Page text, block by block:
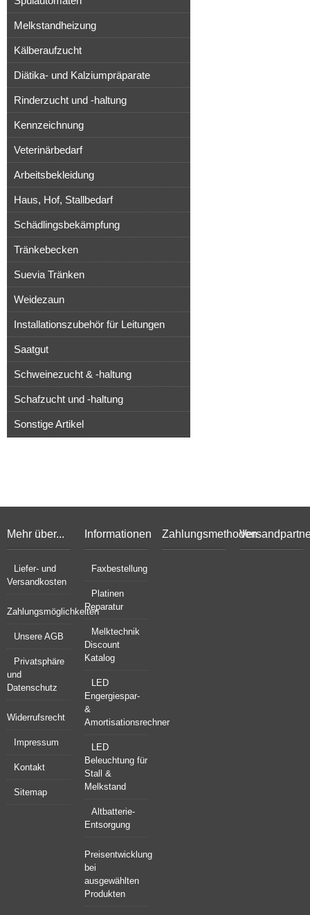
Melkstandheizung
Kälberaufzucht
Diätika- und Kalziumpräparate
Rinderzucht und -haltung
Kennzeichnung
Veterinärbedarf
Arbeitsbekleidung
Haus, Hof, Stallbedarf
Schädlingsbekämpfung
Tränkebecken
Suevia Tränken
Weidezaun
Installationszubehör für Leitungen
Saatgut
Schweinezucht & -haltung
Schafzucht und -haltung
Sonstige Artikel
Mehr über...
Liefer- und
Versandkosten
Zahlungsmöglichkeiten
Unsere AGB
Privatsphäre
und
Datenschutz
Widerrufsrecht
Impressum
Kontakt
Sitemap
Informationen
Faxbestellung
Platinen
Reparatur
Melktechnik
Discount
Katalog
LED
Engergiespar-
&
Amortisationsrechner
LED
Beleuchtung für
Stall &
Melkstand
Altbatterie-
Entsorgung
Preisentwicklung
bei
ausgewählten
Produkten
Zahlungsmethoden